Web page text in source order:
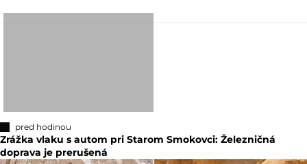
pred hodinou
Zrážka vlaku s autom pri Starom Smokovci: Železničná
doprava je prerušená